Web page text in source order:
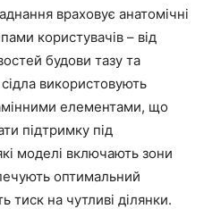
враховує анатомічні
користувачів – від
будови тазу та
використовують
елементами, що
підтримку під
моделі включають зони
оптимальний
тиск на чутливі ділянки.